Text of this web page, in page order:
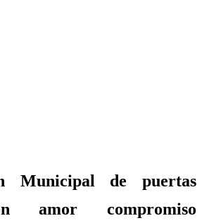
Municipal de puertas
amor compromiso